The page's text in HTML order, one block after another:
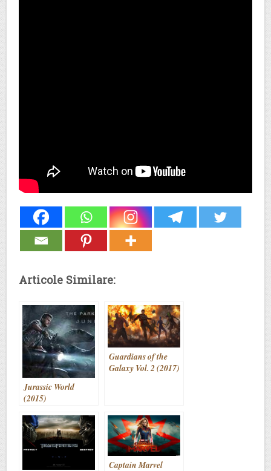
Articole Similare:
Jurassic World
(2015)
Guardians of the
Galaxy Vol. 2 (2017)
Captain Marvel